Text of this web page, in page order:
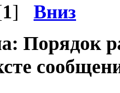
1] Вниз
Порядок